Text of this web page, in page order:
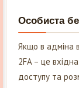
Особиста
Якщо в адміна
2FA – це
доступу та